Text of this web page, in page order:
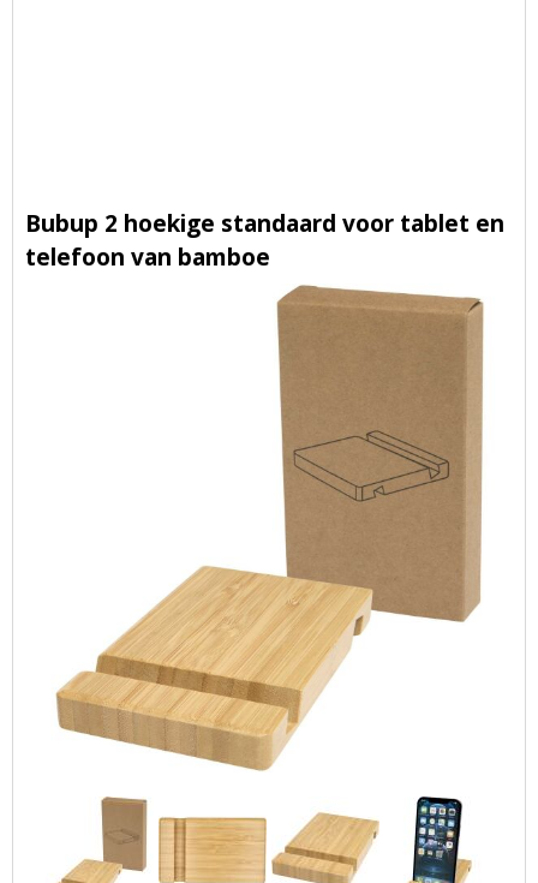
Bubup 2 hoekige standaard voor tablet en
telefoon van bamboe